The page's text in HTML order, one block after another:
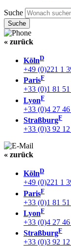
Suche
« zurück
KölnD
+49 (0)221 1
ParisF
+33 (0)1 81
LyonF
+33 (0)4 27
StraßburgF
+33 (0)3 92
« zurück
KölnD
+49 (0)221 1
ParisF
+33 (0)1 81
LyonF
+33 (0)4 27
StraßburgF
+33 (0)3 92